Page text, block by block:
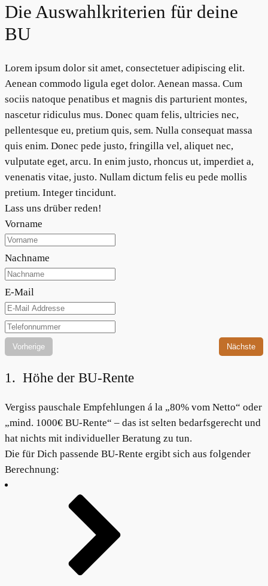
Die Auswahlkriterien für deine
BU
Lorem ipsum dolor sit amet, consectetuer adipiscing elit.
Aenean commodo ligula eget dolor. Aenean massa. Cum
sociis natoque penatibus et magnis dis parturient montes,
nascetur ridiculus mus. Donec quam felis, ultricies nec,
pellentesque eu, pretium quis, sem. Nulla consequat massa
quis enim. Donec pede justo, fringilla vel, aliquet nec,
vulputate eget, arcu. In enim justo, rhoncus ut, imperdiet a,
venenatis vitae, justo. Nullam dictum felis eu pede mollis
pretium. Integer tincidunt.
Lass uns drüber reden!
Vorname
Nachname
E-Mail
Vorherige Nächste
1. Höhe der BU-Rente
Vergiss pauschale Empfehlungen á la „80% vom Netto“ oder
„mind. 1000€ BU-Rente“ – das ist selten bedarfsgerecht und
hat nichts mit individueller Beratung zu tun.
Die für Dich passende BU-Rente ergibt sich aus folgender
Berechnung: